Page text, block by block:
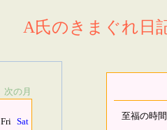
A氏のきまぐれ日
次の月
Fri Sat
至福の時